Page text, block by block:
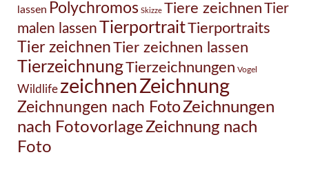
lassen Polychromos Skizze Tiere zeichnenTier
malen lassen
TierportraitTierportraits
Tier zeichnenTier zeichnen lassen
TierzeichnungTierzeichnungen Vogel
WildlifezeichnenZeichnung
Zeichnungen nach FotoZeichnungen
nach FotovorlageZeichnung nach
Foto